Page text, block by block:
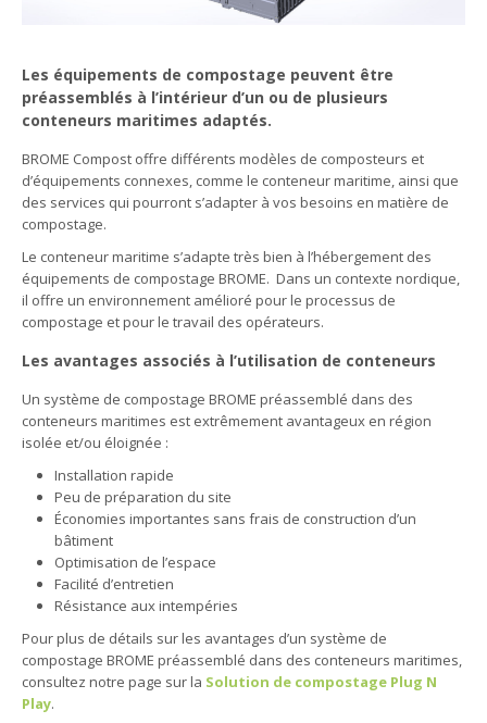
Les équipements de compostage peuvent être
préassemblés à l’intérieur d’un ou de plusieurs
conteneurs maritimes adaptés.
BROME Compost offre différents modèles de composteurs et
d’équipements connexes, comme le conteneur maritime, ainsi que
des services qui pourront s’adapter à vos besoins en matière de
compostage.
Le conteneur maritime s’adapte très bien à l’hébergement des
équipements de compostage BROME. Dans un contexte nordique,
il offre un environnement amélioré pour le processus de
compostage et pour le travail des opérateurs.
Les avantages associés à l’utilisation de conteneurs
Un système de compostage BROME préassemblé dans des
conteneurs maritimes est extrêmement avantageux en région
isolée et/ou éloignée :
Installation rapide
Peu de préparation du site
Économies importantes sans frais de construction d’un
bâtiment
Optimisation de l’espace
Facilité d’entretien
Résistance aux intempéries
Pour plus de détails sur les avantages d’un système de
compostage BROME préassemblé dans des conteneurs maritimes,
consultez notre page sur la Solution de compostage Plug N
Play.